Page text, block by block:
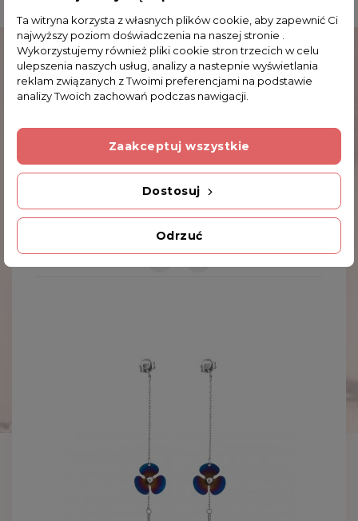
Komentarze (0)
Na razie nie dodano żadnej recenzji.
Dodatkowe Informacje
J12/0 KOL146
INNE PRODUKTY W TEJ SAMEJ KATEGORII
Ta witryna korzysta z własnych plików cookie, aby zapewnić Ci
najwyższy poziom doświadczenia na naszej stronie .
Wykorzystujemy również pliki cookie stron trzecich w celu
ulepszenia naszych usług, analizy a nastepnie wyświetlania
reklam związanych z Twoimi preferencjami na podstawie
analizy Twoich zachowań podczas nawigacji.
Odrzuć
Dostosuj
Zaakceptuj wszystkie